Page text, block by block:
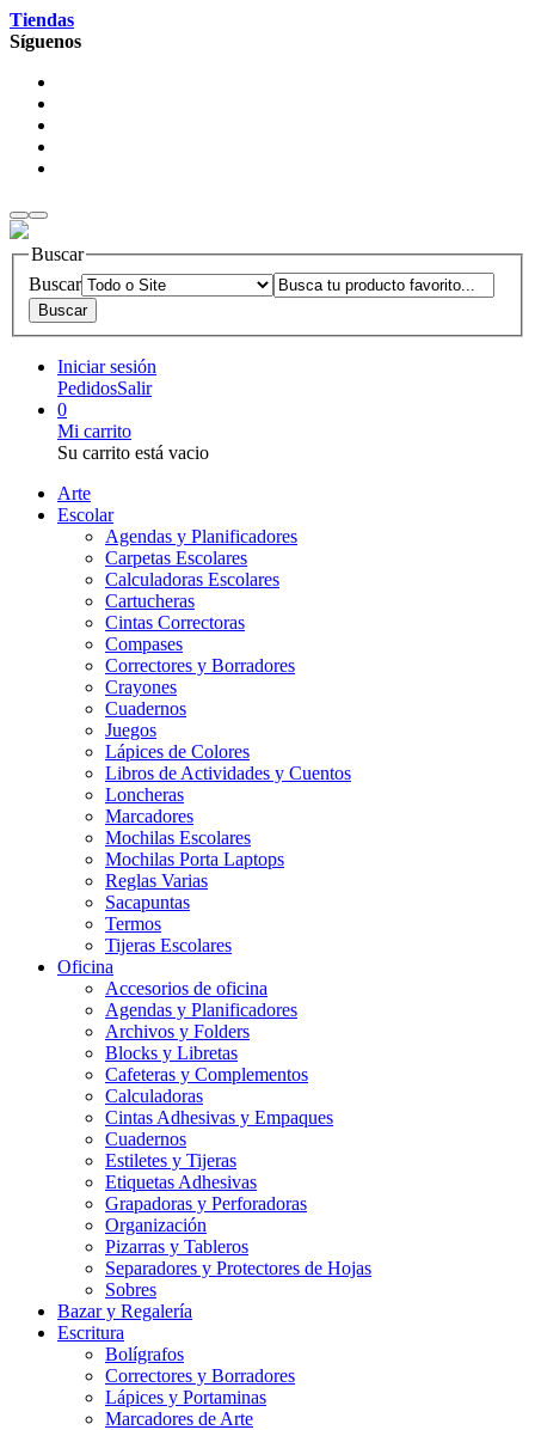
Tiendas
Síguenos
Buscar
Buscar
Iniciar sesión
PedidosSalir
0
Mi carrito
Su carrito está vacio
Arte
Escolar
Agendas y Planificadores
Carpetas Escolares
Calculadoras Escolares
Cartucheras
Cintas Correctoras
Compases
Correctores y Borradores
Crayones
Cuadernos
Juegos
Lápices de Colores
Libros de Actividades y Cuentos
Loncheras
Marcadores
Mochilas Escolares
Mochilas Porta Laptops
Reglas Varias
Sacapuntas
Termos
Tijeras Escolares
Oficina
Accesorios de oficina
Agendas y Planificadores
Archivos y Folders
Blocks y Libretas
Cafeteras y Complementos
Calculadoras
Cintas Adhesivas y Empaques
Cuadernos
Estiletes y Tijeras
Etiquetas Adhesivas
Grapadoras y Perforadoras
Organización
Pizarras y Tableros
Separadores y Protectores de Hojas
Sobres
Bazar y Regalería
Escritura
Bolígrafos
Correctores y Borradores
Lápices y Portaminas
Marcadores de Arte